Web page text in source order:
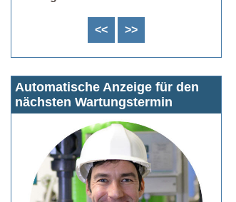
<< >>
Automatische Anzeige für den
nächsten Wartungstermin